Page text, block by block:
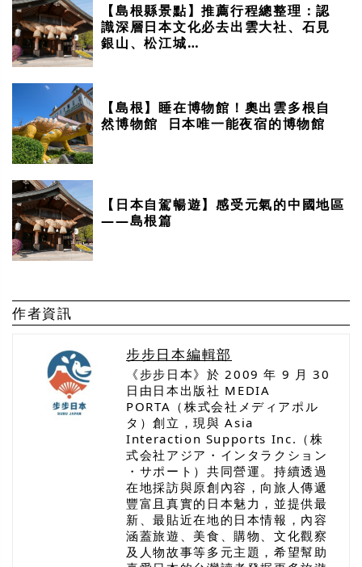
【島根縣景點】推薦行程總整理：認
識深層日本文化必去出雲大社、石見
銀山、松江城…
【島根】睡在博物館！奧出雲多根自
然博物館 日本唯一能夜宿的博物館
【日本自駕暢遊】感受元氣的中國地區
——島根篇
作者資訊
步步日本編輯部
《步步日本》於 2009 年 9 月 30
日由日本出版社 MEDIA
PORTA（株式会社メディアポル
タ）創立，現與 Asia
Interaction Supports Inc.（株
式会社アジア・インタラクション
・サポート）共同營運。持續透過
在地採訪與原創內容，向旅人傳遞
豐富且真實的日本魅力，並提供最
新、最貼近在地的日本情報，內容
涵蓋旅遊、美食、購物、文化觀察
及人物故事等多元主題，希望幫助